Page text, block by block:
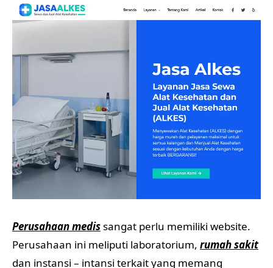
Perusahaan medissangat perlu memiliki website.
Perusahaan ini meliputi laboratorium, rumah sakit
dan instansi – intansi terkait yang memang